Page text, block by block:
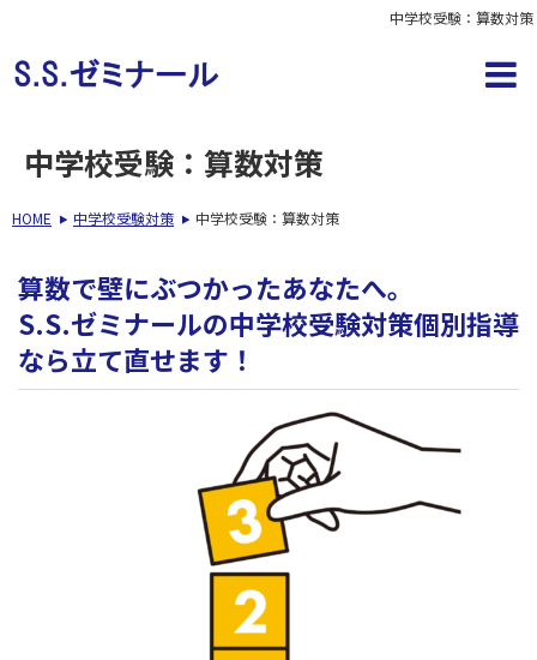
中学校受験：算数対策
中学校受験：算数対策
HOME 中学校受験対策 中学校受験：算数対策
算数で壁にぶつかったあなたへ。
S.S.ゼミナールの中学校受験対策個別指導
なら立て直せます！